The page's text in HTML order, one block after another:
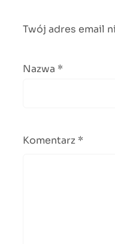
Twój adres email
Nazwa *
Komentarz *